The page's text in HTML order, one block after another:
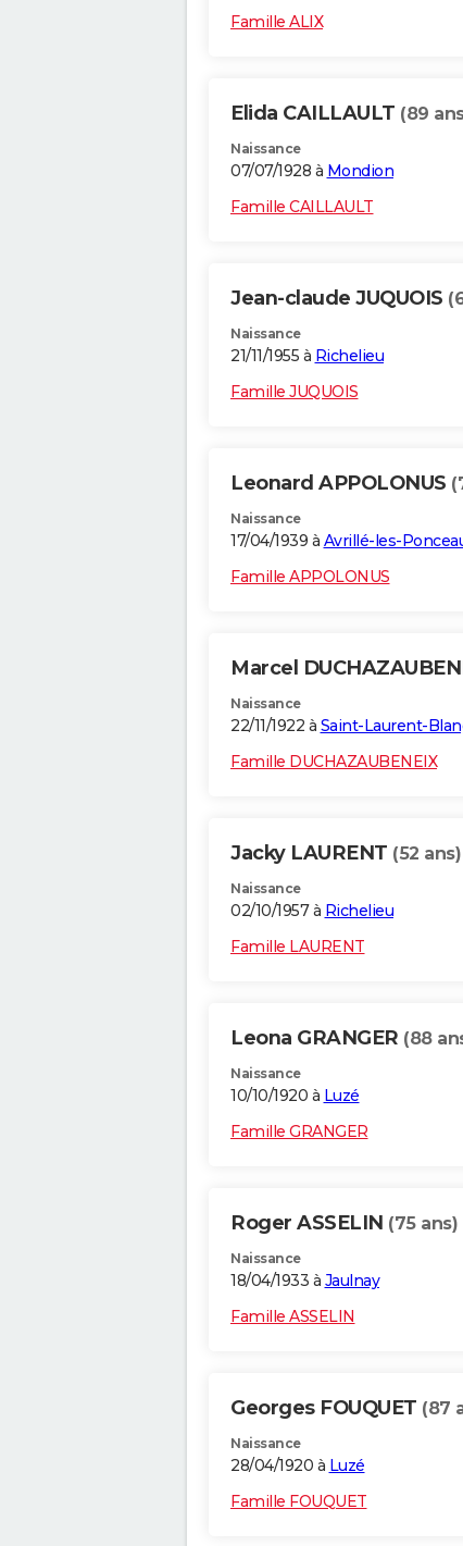
Famille ALIX
Elida CAILLAULT (89
Naissance
07/07/1928 à Mondion
Famille CAILLAULT
Jean-claude JUQUOIS
Naissance
21/11/1955 à Richelieu
Famille JUQUOIS
Leonard APPOLONUS
Naissance
17/04/1939 à Avrillé-les-
Famille APPOLONUS
Marcel
Naissance
22/11/1922 à Saint-Laurent-
Famille DUCHAZAUBENEIX
Jacky LAURENT (52 ans)
Naissance
02/10/1957 à Richelieu
Famille LAURENT
Leona GRANGER (88
Naissance
10/10/1920 à Luzé
Famille GRANGER
Roger ASSELIN (75 ans)
Naissance
18/04/1933 à Jaulnay
Famille ASSELIN
Georges FOUQUET (87
Naissance
28/04/1920 à Luzé
Famille FOUQUET